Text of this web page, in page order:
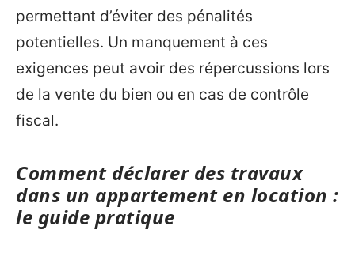
permettant d’éviter des pénalités
potentielles. Un manquement à ces
exigences peut avoir des répercussions lors
de la vente du bien ou en cas de contrôle
fiscal.
Comment déclarer des travaux
dans un appartement en location :
le guide pratique